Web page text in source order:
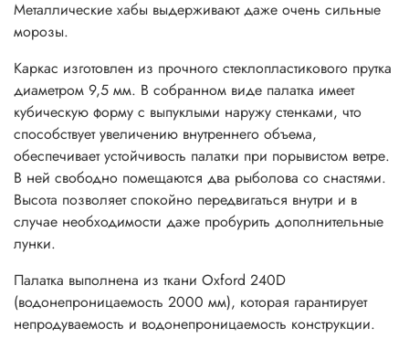
Снаружи на стенках есть светоотражающие элементы.
Палатку легко увидеть в темное время суток или при
плохой видимости.
Широкая ветрозащитная юбка помогает сохранить тепло.
Люверсы на юбке надежно закреплены.
Куб хорошо притягивается ко льду при помощи
ввертышей.
Удобная сумка-чехол сделана для переноски палатки как
в руках, так и на спине как рюкзак.
Особенности зимних палаток КУБ торговой марки Premier
fishing:
Металлические хабы выдерживают даже очень сильные
морозы.
Каркас изготовлен из прочного стеклопластикового прутка
диаметром 9,5 мм. В собранном виде палатка имеет
кубическую форму с выпуклыми наружу стенками, что
способствует увеличению внутреннего объема,
обеспечивает устойчивость палатки при порывистом ветре.
В ней свободно помещаются два рыболова со снастями.
Высота позволяет спокойно передвигаться внутри и в
случае необходимости даже пробурить дополнительные
лунки.
Палатка выполнена из ткани Oxford 240D
(водонепроницаемость 2000 мм), которая гарантирует
непродуваемость и водонепроницаемость конструкции.